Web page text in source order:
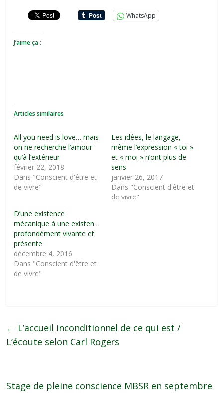
WhatsApp
J’aime ça :
Articles similaires
All you need is love… mais
on ne recherche l’amour
qu’à l’extérieur
février 22, 2018
Dans "Conscient d'être et
de vivre"
Les idées, le langage,
même l’expression « toi »
et « moi » n’ont plus de
sens
janvier 26, 2017
Dans "Conscient d'être et
de vivre"
D’une existence
mécanique à une existence
profondément vivante et
présente
décembre 4, 2016
Dans "Conscient d'être et
de vivre"
← L’accueil inconditionnel de ce qui est /
L’écoute selon Carl Rogers
Stage de pleine conscience MBSR en septembre